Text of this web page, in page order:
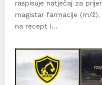
raspisuje natječaj za
magistar farmacije (m/ž).
na recept i...